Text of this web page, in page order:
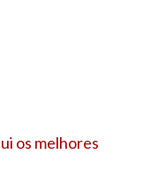
os melhores